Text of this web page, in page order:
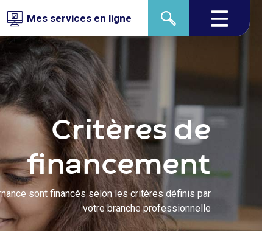
Mes services en ligne
Critères de
financement
sont financés selon les critères définis par
votre branche professionnelle